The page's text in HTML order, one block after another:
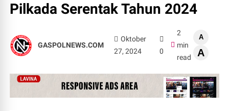
Pilkada Serentak Tahun 2024
GASPOLNEWS.COM
Oktober
27, 2024
0
2
min
read
A
A